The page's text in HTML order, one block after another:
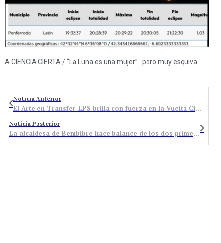
A CIENCIA CIERTA / “La Luna es una mujer”…pero muy esquiva
Noticia Anterior
El Arte en Transfer-LPS brilla con fuerza en la Vuelta Ciclista Ribera del Duero
Noticia Posterior
La alcaldesa de Bembibre hace balance de los dos primeros meses con la urgencia de un presupuesto y niega la existencia de remanente